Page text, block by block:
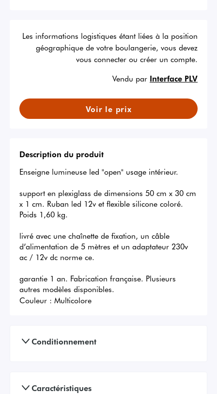
Les informations logistiques étant liées à la position
géographique de votre boulangerie, vous devez
vous connecter ou créer un compte.
Vendu par Interface PLV
Voir le prix
Description du produit
Enseigne lumineuse led "open" usage intérieur.
support en plexiglass de dimensions 50 cm x 30 cm
x 1 cm. Ruban led 12v et flexible silicone coloré.
Poids 1,60 kg.
livré avec une chaînette de fixation, un câble
d’alimentation de 5 mètres et un adaptateur 230v
ac / 12v dc norme ce.
garantie 1 an. Fabrication française. Plusieurs
autres modèles disponibles.
Couleur : Multicolore
Conditionnement
Caractéristiques